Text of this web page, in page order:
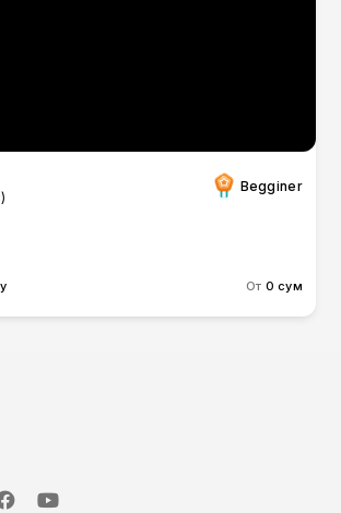
Begginer
От 0 сум